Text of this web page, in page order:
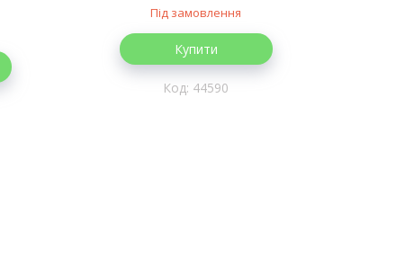
Під замовлення
Купити
44590